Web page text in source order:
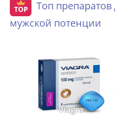
Топ
мужской потенции
Viagra